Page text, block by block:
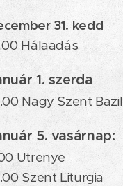
31. kedd
Hálaadás
1. szerda
Nagy Szent
5. vasárnap:
Utrenye
Szent Liturgia